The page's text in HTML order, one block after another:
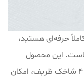
حرفه‌ای هستید،
شماست. این محصول
محبوب و اصلی (اورجینال) با طراحی ویژه‌ی ۴ شاخک ظریف، امکان